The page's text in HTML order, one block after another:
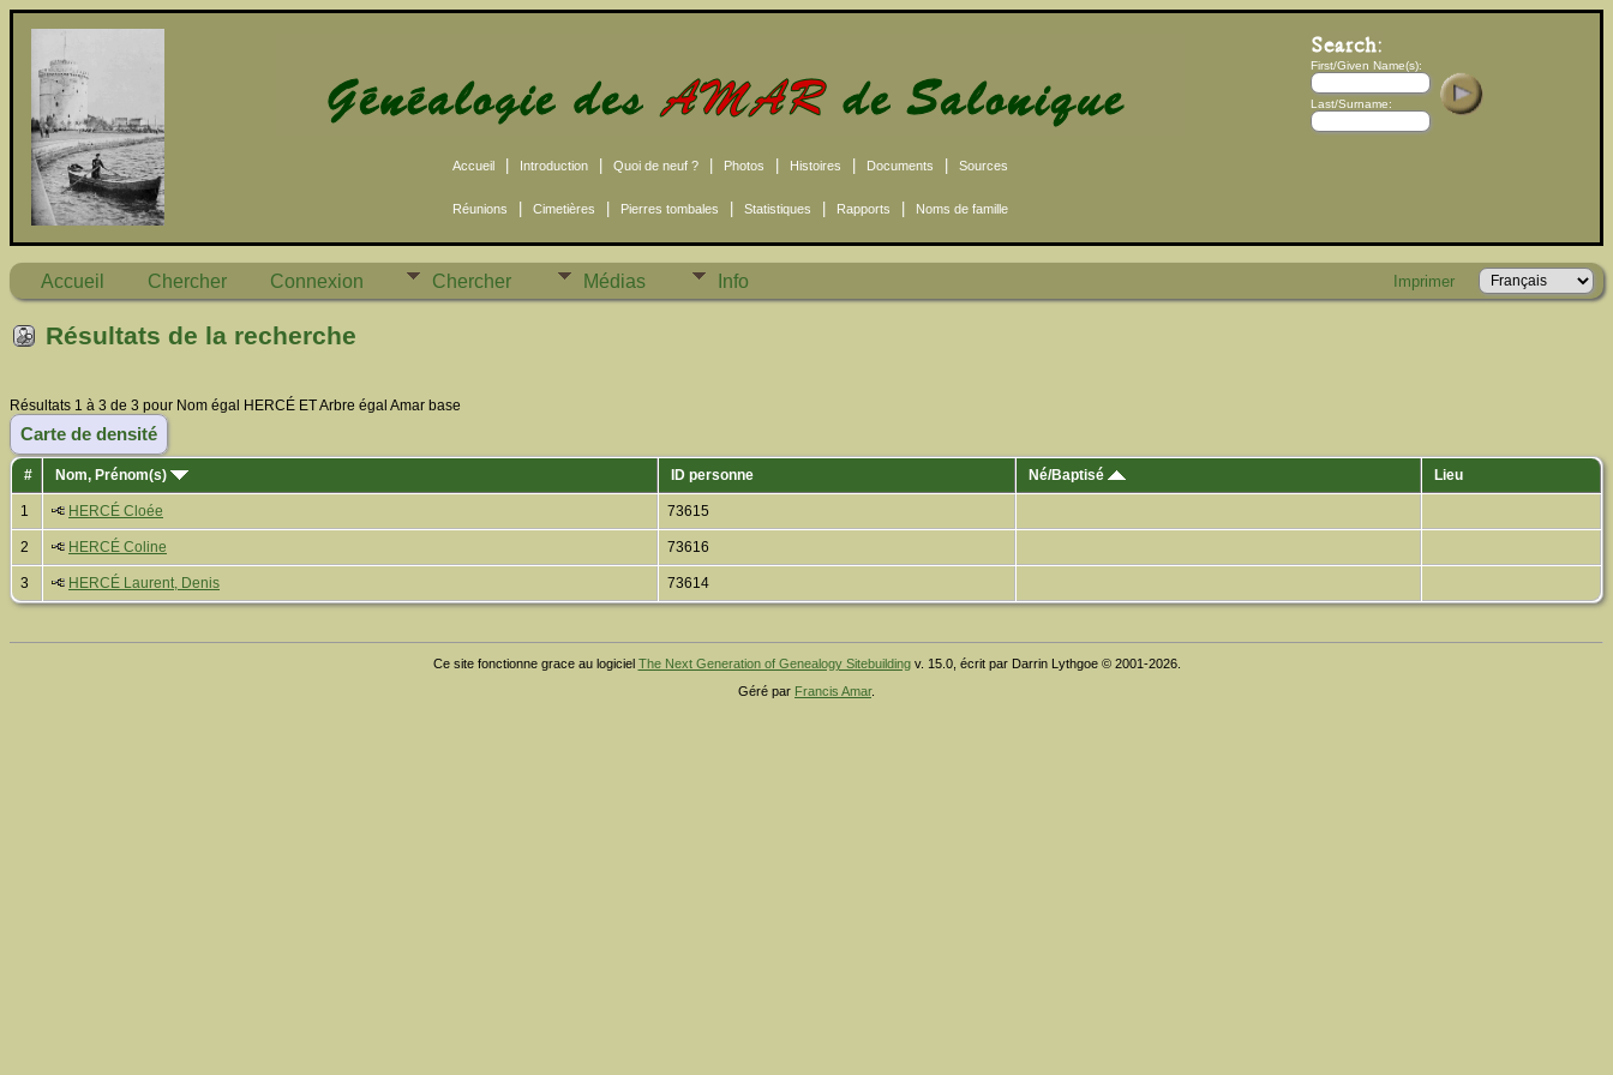
Accueil Introduction Quoi de neuf ? Photos Histoires Documents Sources
Réunions Cimetières Pierres tombales Statistiques Rapports Noms de famille
First/Given Name(s):
Last/Surname:
Accueil Chercher Connexion Chercher Médias Info Imprimer
Résultats de la recherche
Résultats 1 à 3 de 3 pour Nom égal HERCÉ ET Arbre égal Amar base
Carte de densité
# Nom, Prénom(s) ID personne Né/Baptisé Lieu
1 HERCÉ Cloée 73615
2 HERCÉ Coline 73616
3 HERCÉ Laurent, Denis 73614
Ce site fonctionne grace au logiciel The Next Generation of Genealogy Sitebuildingv. 15.0, écrit par Darrin Lythgoe © 2001-2026.
Géré par Francis Amar.